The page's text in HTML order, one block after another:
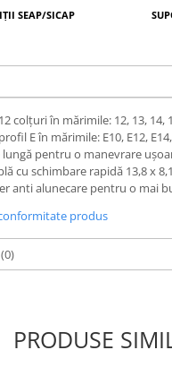
SEAP/SICAP
colţuri în mărimile: 12, 13, 14,
E în mărimile: E10, E12,
lungă pentru o manevrare
cu schimbare rapidă 13,8 x
anti alunecare pentru o mai
produs
(0)
PRODUSE